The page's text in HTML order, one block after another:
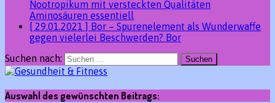
Nootropikum mit versteckten Qualitäten
Aminosäuren essentiell
[ 29.01.2021 ] Bor – Spurenelement als Wunderwaffe
gegen vielerlei Beschwerden? Bor
Suchen nach:
Auswahl des gewünschten Beitrags: